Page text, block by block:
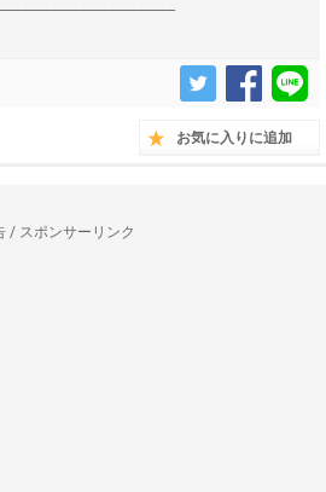
お気に入りに追加
/ スポンサーリンク